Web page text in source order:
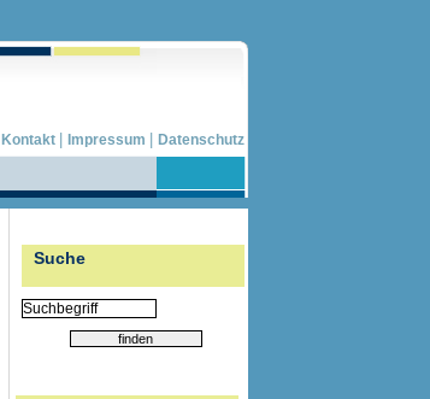
Kontakt | Impressum | Datenschutz
Suche